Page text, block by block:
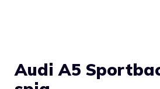
Audi A5